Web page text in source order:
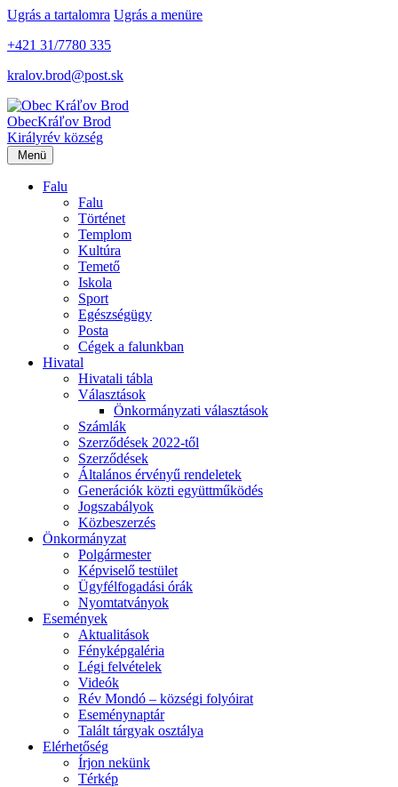
Ugrás a tartalomra Ugrás a menüre
+421 31/7780 335
kralov.brod@post.sk
ObecKráľov Brod
Királyrév község
Menü
Falu
Falu
Történet
Templom
Kultúra
Temető
Iskola
Sport
Egészségügy
Posta
Cégek a falunkban
Hivatal
Hivatali tábla
Választások
Önkormányzati választások
Számlák
Szerződések 2022-től
Szerződések
Általános érvényű rendeletek
Generációk közti együttműködés
Jogszabályok
Közbeszerzés
Önkormányzat
Polgármester
Képviselő testület
Ügyfélfogadási órák
Nyomtatványok
Események
Aktualitások
Fényképgaléria
Légi felvételek
Videók
Rév Mondó – községi folyóirat
Eseménynaptár
Talált tárgyak osztálya
Elérhetőség
Írjon nekünk
Térkép